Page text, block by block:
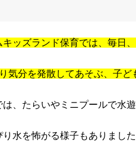
ッズランド保育では、毎日
気分を発散してあそぶ、子ど
、たらいやミニプールで水遊
水を怖がる様子もありまし